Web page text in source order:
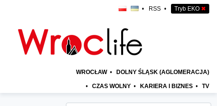
• RSS • Tryb EKO ✖
WROCŁAW • DOLNY ŚLĄSK (AGLOMERACJA)
• CZAS WOLNY • KARIERA I BIZNES • TV